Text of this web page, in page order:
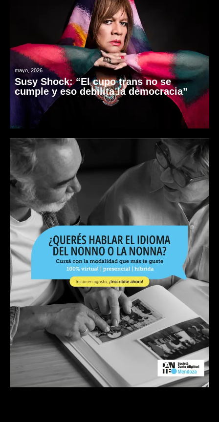
mayo, 2026
Susy Shock: “El cupo trans no se
cumple y eso debilita la democracia”